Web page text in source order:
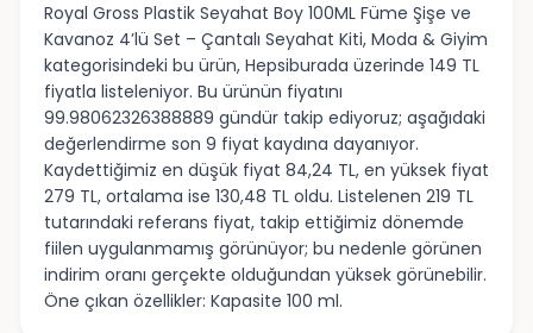
Royal Gross Plastik Seyahat Boy 100ML Füme Şişe ve
Kavanoz 4’lü Set – Çantalı Seyahat Kiti, Moda & Giyim
kategorisindeki bu ürün, Hepsiburada üzerinde 149 TL
fiyatla listeleniyor. Bu ürünün fiyatını
99.98062326388889 gündür takip ediyoruz; aşağıdaki
değerlendirme son 9 fiyat kaydına dayanıyor.
Kaydettiğimiz en düşük fiyat 84,24 TL, en yüksek fiyat
279 TL, ortalama ise 130,48 TL oldu. Listelenen 219 TL
tutarındaki referans fiyat, takip ettiğimiz dönemde
fiilen uygulanmamış görünüyor; bu nedenle görünen
indirim oranı gerçekte olduğundan yüksek görünebilir.
Öne çıkan özellikler: Kapasite 100 ml.